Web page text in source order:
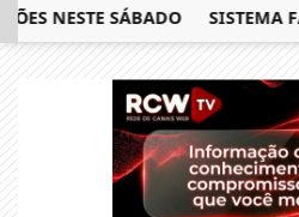
SÁBADO SISTEMA